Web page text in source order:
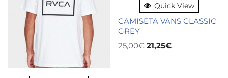
Quick View
CAMISETA VANS CLASSIC
GREY
25,00€ 21,25€